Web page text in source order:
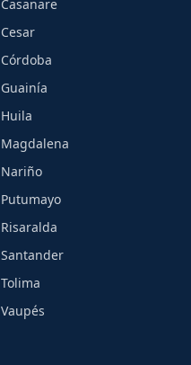
Casanare
Cesar
Córdoba
Guainía
Huila
Magdalena
Nariño
Putumayo
Risaralda
Santander
Tolima
Vaupés